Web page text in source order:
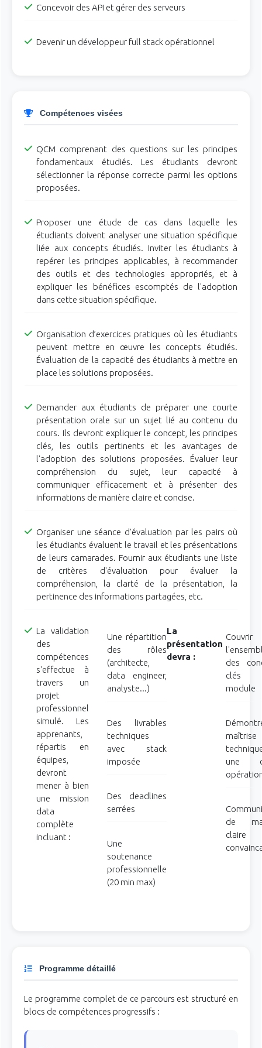
Concevoir des API et gérer des serveurs
Devenir un développeur full stack opérationnel
Compétences visées
QCM comprenant des questions sur les principes
fondamentaux étudiés. Les étudiants devront
sélectionner la réponse correcte parmi les options
proposées.
Proposer une étude de cas dans laquelle les
étudiants doivent analyser une situation spécifique
liée aux concepts étudiés. Inviter les étudiants à
repérer les principes applicables, à recommander
des outils et des technologies appropriés, et à
expliquer les bénéfices escomptés de l'adoption
dans cette situation spécifique.
Organisation d’exercices pratiques où les étudiants
peuvent mettre en œuvre les concepts étudiés.
Évaluation de la capacité des étudiants à mettre en
place les solutions proposées.
Demander aux étudiants de préparer une courte
présentation orale sur un sujet lié au contenu du
cours. Ils devront expliquer le concept, les principes
clés, les outils pertinents et les avantages de
l'adoption des solutions proposées. Évaluer leur
compréhension du sujet, leur capacité à
communiquer efficacement et à présenter des
informations de manière claire et concise.
Organiser une séance d'évaluation par les pairs où
les étudiants évaluent le travail et les présentations
de leurs camarades. Fournir aux étudiants une liste
de critères d'évaluation pour évaluer la
compréhension, la clarté de la présentation, la
pertinence des informations partagées, etc.
La validation
des
compétences
s'effectue à
travers un
projet
professionnel
simulé. Les
apprenants,
répartis en
équipes,
devront
mener à bien
une mission
data
complète
incluant :
Une répartition
des rôles
(architecte,
data engineer,
analyste...)
Des livrables
techniques
avec stack
imposée
Des deadlines
serrées
Une
soutenance
professionnelle
(20 min max)
La
présentation
devra :
Couvrir
des
clés
module
maîtrise
une
de
Programme détaillé
Le programme complet de ce parcours est structuré en
blocs de compétences progressifs :